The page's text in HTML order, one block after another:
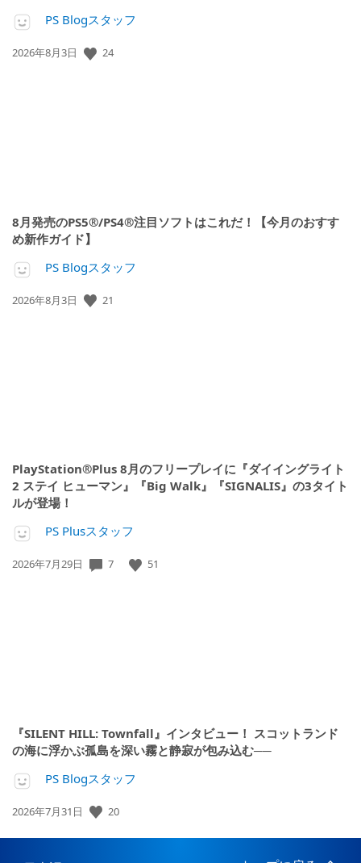
PS Blogスタッフ
公
2026年8月3日 24
8月発売のPS5®/PS4®注目ソフトはこれだ！【今月のおすす
め新作ガイド】
PS Blogスタッフ
公
2026年8月3日 21
PlayStation®Plus 8月のフリープレイに『ダイイングライト
2 ステイ ヒューマン』『Big Walk』『SIGNALIS』の3タイト
ルが登場！
PS Plusスタッフ
公
2026年7月29日 7 51
『SILENT HILL: Townfall』インタビュー！ スコットランド
の海に浮かぶ孤島を深い霧と静寂が包み込む──
PS Blogスタッフ
公
日:
2026年7月31日 20